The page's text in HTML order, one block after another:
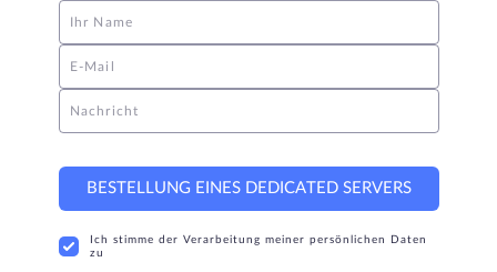
Ihr Name
E-Mail
Nachricht
BESTELLUNG EINES DEDICATED SERVERS
Ich stimme der Verarbeitung meiner persönlichen Daten
zu